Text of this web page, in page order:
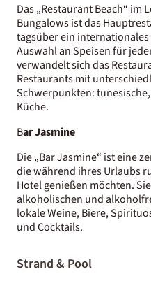
Das „Restaurant Beach“ im
Bungalows ist das
tagsüber ein
Auswahl an Speisen für
verwandelt sich das
Restaurants mit
Schwerpunkten:
Küche.
Bar Jasmine
Die „Bar Jasmine“ ist eine
die während ihres Urlaubs
Hotel genießen möchten.
alkoholischen und
lokale Weine, Biere,
und Cocktails.
Strand & Pool